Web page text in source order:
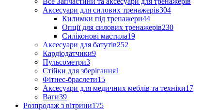
Аксесуари для силових тренажерів304
Килимки під тренажери44
Опції для силових тренажерів230
Силіконові мастила19
Аксесуари для батутів252
Кардіодатчики9
Пульсометри3
Стійки для зберігання1
Фітнес-браслети15
Аксесуари для медичних меблів та техніки17
Ваги39
Розпродаж з вітрини175